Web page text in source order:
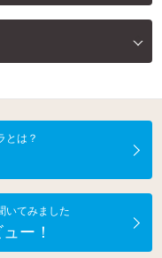
とは？
いてみました
ー！